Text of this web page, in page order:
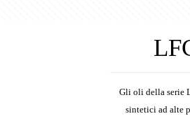
Gli oli della serie
sintetici ad alte